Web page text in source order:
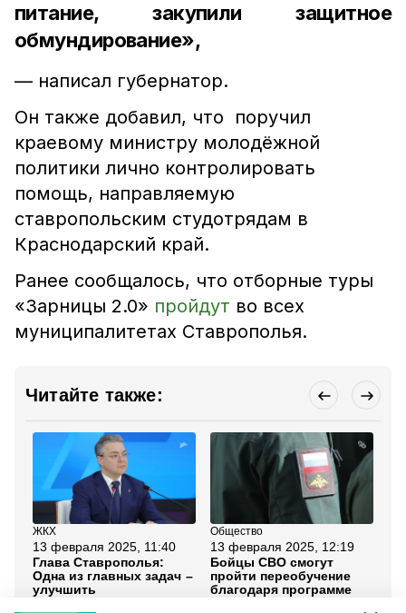
питание, закупили защитное
обмундирование»,
— написал губернатор.
Он также добавил, что поручил
краевому министру молодёжной
политики лично контролировать
помощь, направляемую
ставропольским студотрядам в
Краснодарский край.
Ранее сообщалось, что отборные туры
«Зарницы 2.0» пройдут во всех
муниципалитетах Ставрополья.
Читайте также:
ЖКХ
13 февраля 2025, 11:40
Глава Ставрополья:
Одна из главных задач –
улучшить
Общество
13 февраля 2025, 12:19
Бойцы СВО смогут
пройти переобучение
благодаря программе